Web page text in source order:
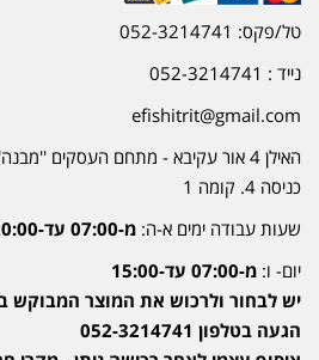
טל/פקס: 052-3214741
נייד : 052-3214741
efishitrit@gmail.com
כניסה 4. קומה 1
שעות עבודה ימים א-ה: מ-07:00 עד-20:00
יום- ו: מ-07:00 עד-15:00
יש לבחור ולרכוש את המוצר המבוקש
הגעה בטלפון 052-3214741